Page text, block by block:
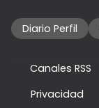
Diario Perfil
Canales RSS
Privacidad